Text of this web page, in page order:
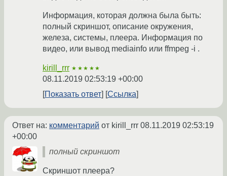
Информация, которая должна была быть:
полный скриншот, описание окружения,
железа, системы, плеера. Информация по
видео, или вывод mediainfo или ffmpeg -i .
kirill_rrr ★★★★★
08.11.2019 02:53:19 +00:00
Показать ответ
Ссылка
Ответ на: комментарий от kirill_rrr 08.11.2019 02:53:19
+00:00
полный скриншот
Скриншот плеера?